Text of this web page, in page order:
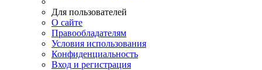
Для пользователей
О сайте
Правообладателям
Условия использования
Конфиденциальность
Вход и регистрация